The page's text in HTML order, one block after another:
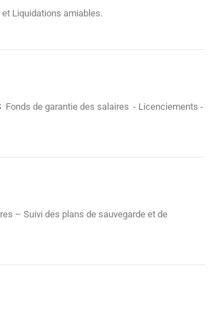
Liquidations amiables.
Fonds de garantie des salaires - Licenciements -
– Suivi des plans de sauvegarde et de